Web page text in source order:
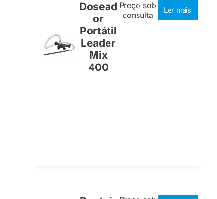
Dosead
or
Portátil
Leader
Mix
400
Preço sob
consulta
Ler mais